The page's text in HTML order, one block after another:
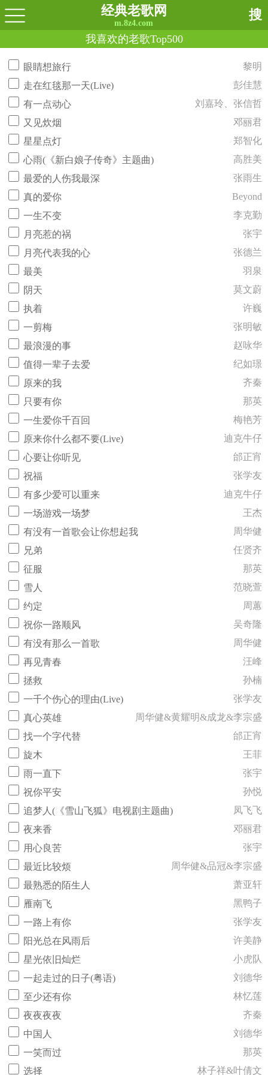
经典老歌网
m.8z4.com
搜
我喜欢的老歌Top500
眼睛想旅行
黎明
走在红毯那一天(Live)
彭佳慧
有一点动心
刘嘉玲、张信哲
又见炊烟
邓丽君
星星点灯
郑智化
心雨(《新白娘子传奇》主题曲)
高胜美
最爱的人伤我最深
张雨生
真的爱你
Beyond
一生不变
李克勤
月亮惹的祸
张宇
月亮代表我的心
张德兰
最美
羽泉
阴天
莫文蔚
执着
许巍
一剪梅
张明敏
最浪漫的事
赵咏华
值得一辈子去爱
纪如璟
原来的我
齐秦
只要有你
那英
一生爱你千百回
梅艳芳
原来你什么都不要(Live)
迪克牛仔
心要让你听见
邰正宵
祝福
张学友
有多少爱可以重来
迪克牛仔
一场游戏一场梦
王杰
有没有一首歌会让你想起我
周华健
兄弟
任贤齐
征服
那英
雪人
范晓萱
约定
周蕙
祝你一路顺风
吴奇隆
有没有那么一首歌
周华健
再见青春
汪峰
拯救
孙楠
一千个伤心的理由(Live)
张学友
真心英雄
周华健&黄耀明&成龙&李宗盛
找一个字代替
邰正宵
旋木
王菲
雨一直下
张宇
祝你平安
孙悦
追梦人(《雪山飞狐》电视剧主题曲)
凤飞飞
夜来香
邓丽君
用心良苦
张宇
最近比较烦
周华健&品冠&李宗盛
最熟悉的陌生人
萧亚轩
雁南飞
黑鸭子
一路上有你
张学友
阳光总在风雨后
许美静
星光依旧灿烂
小虎队
一起走过的日子(粤语)
刘德华
至少还有你
林忆莲
夜夜夜夜
齐秦
中国人
刘德华
一笑而过
那英
选择
林子祥&叶倩文